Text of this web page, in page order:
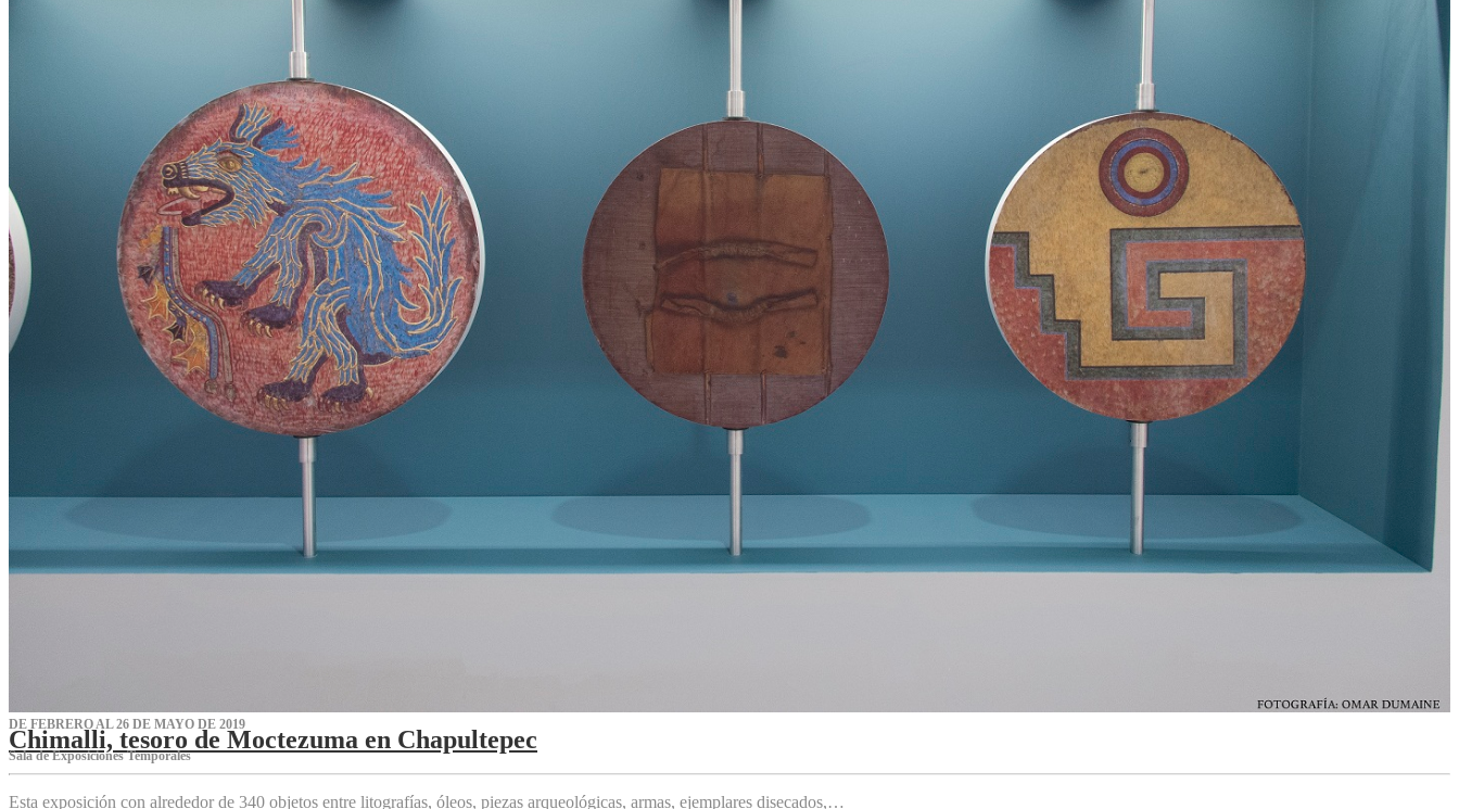
DE FEBRERO AL 26 DE MAYO DE 2019
Chimalli, tesoro de Moctezuma en Chapultepec
Sala de Exposiciones Temporales
Esta exposición con alrededor de 340 objetos entre litografías, óleos, piezas arqueológicas, armas, ejemplares disecados,…